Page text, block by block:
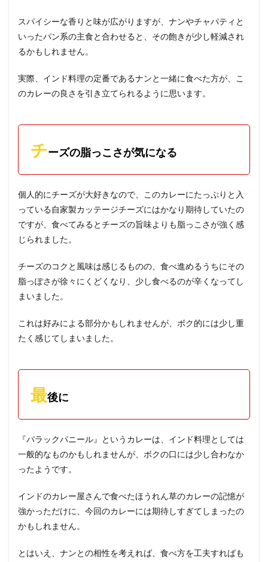
スパイシーな香りと味が広がりますが、ナンやチャパティと
いったパン系の主食と合わせると、その飽きが少し軽減され
るかもしれません。
実際、インド料理の定番であるナンと一緒に食べた方が、こ
のカレーの良さを引き立てられるように思います。
チーズの脂っこさが気になる
個人的にチーズが大好きなので、このカレーにたっぷりと入
っている自家製カッテージチーズにはかなり期待していたの
ですが、食べてみるとチーズの旨味よりも脂っこさが強く感
じられました。
チーズのコクと風味は感じるものの、食べ進めるうちにその
脂っぽさが徐々にくどくなり、少し食べるのが辛くなってし
まいました。
これは好みによる部分かもしれませんが、ボク的には少し重
たく感じてしまいました。
最後に
『パラックパニール』というカレーは、インド料理としては
一般的なものかもしれませんが、ボクの口には少し合わなか
ったようです。
インドのカレー屋さんで食べたほうれん草のカレーの記憶が
強かっただけに、今回のカレーには期待しすぎてしまったの
かもしれません。
とはいえ、ナンとの相性を考えれば、食べ方を工夫すればも